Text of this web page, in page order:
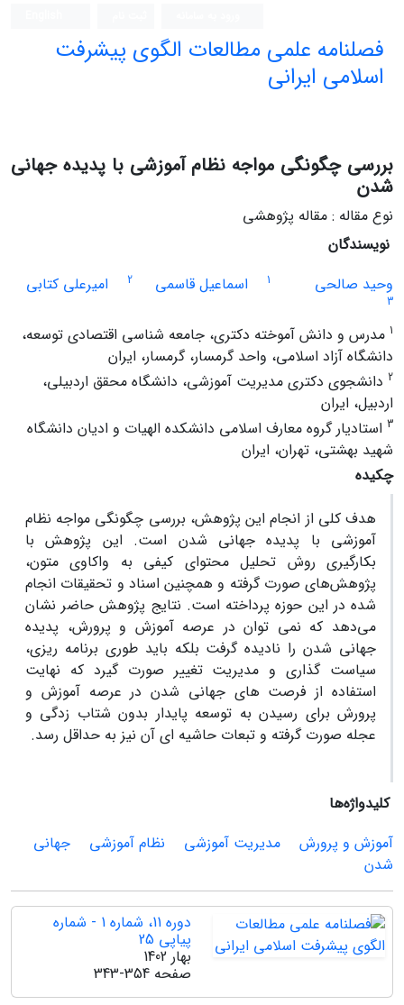
فصلنامه علمی مطالعات الگوی پیشرفت
اسلامی ایرانی
بررسی چگونگی مواجه نظام آموزشی با پدیده جهانی
شدن
نوع مقاله : مقاله پژوهشی
نویسندگان
وحید صالحی
1 اسماعیل قاسمی 2 امیرعلی کتابی
3
1 مدرس و دانش آموخته دکتری، جامعه شناسی اقتصادی توسعه،
دانشگاه آزاد اسلامی، واحد گرمسار، گرمسار، ایران
2 دانشجوی دکتری مدیریت آموزشی، دانشگاه محقق اردبیلی،
اردبیل، ایران
3 استادیار گروه معارف اسلامی دانشکده الهیات و ادیان دانشگاه
شهید بهشتی، تهران، ایران
چکیده
هدف کلی از انجام این پژوهش، بررسی چگونگی مواجه نظام
آموزشی با پدیده جهانی شدن است. این پژوهش با
بکارگیری روش تحلیل محتوای کیفی به واکاوی متون،
پژوهش‌های صورت گرفته و همچنین اسناد و تحقیقات انجام
شده در این حوزه پرداخته است. نتایج پژوهش حاضر نشان
می‌دهد که نمی توان در عرصه آموزش و پرورش، پدیده
جهانی شدن را نادیده گرفت بلکه باید طوری برنامه ریزی،
سیاست گذاری و مدیریت تغییر صورت گیرد که نهایت
استفاده از فرصت های جهانی شدن در عرصه آموزش و
پرورش برای رسیدن به توسعه پایدار بدون شتاب زدگی و
عجله صورت گرفته و تبعات حاشیه ای آن نیز به حداقل رسد.
کلیدواژه‌ها
آموزش و پرورش
مدیریت آموزشی نظام آموزشی
جهانی
شدن
دوره 11، شماره 1 - شماره
پیاپی 25
بهار 1402
صفحه 343-354